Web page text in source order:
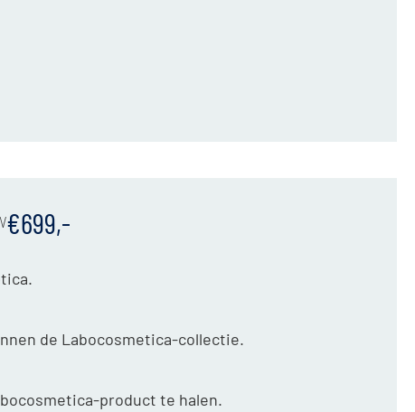
€699,-
de Labocosmetica-collectie.
product te halen.